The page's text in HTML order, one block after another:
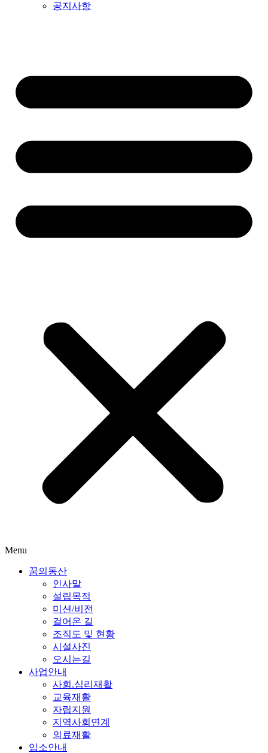
공지사항
Menu
꿈의동산
인사말
설립목적
미션/비전
걸어온 길
조직도 및 현황
시설사진
오시는길
사업안내
사회.심리재활
교육재활
자립지원
지역사회연계
의료재활
입소안내